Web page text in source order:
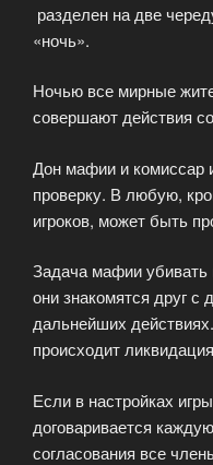
разделен на две
«ночь».
Ночью все мирные
совершают действия
Дон мафии и комиссар
проверку. В любую,
игроков, может быть
Задача мафии
они знакомятся друг с
дальнейших
происходит
Если в настройках
договаривается
согласования все